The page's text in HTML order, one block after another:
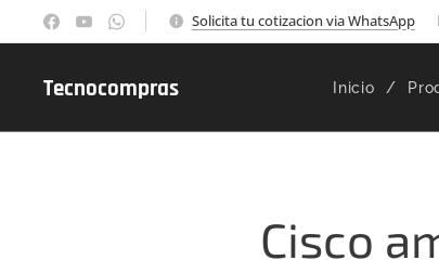
Solicita tu cotizacion via WhatsApp
Tecnocompras Inicio
Cisco